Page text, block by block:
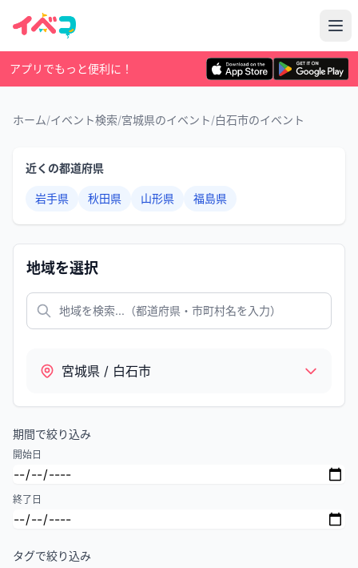
アプリでもっと便利に！
ホーム/イベント検索/宮城県のイベント/白石市のイベント
近くの都道府県
岩手県 秋田県 山形県 福島県
地域を選択
宮城県 / 白石市
期間で絞り込み
開始日
終了日
タグで絞り込み